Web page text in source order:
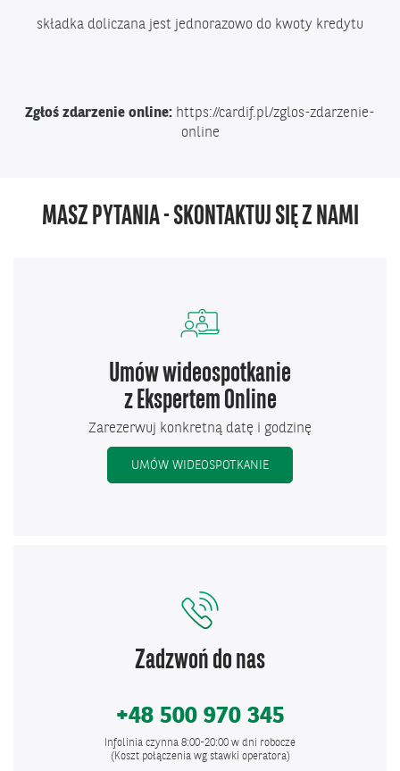
składka doliczana jest jednorazowo do kwoty kredytu
Zgłoś zdarzenie online: https://cardif.pl/zglos-zdarzenie-
online
MASZ PYTANIA - SKONTAKTUJ SIĘ Z NAMI
Umów wideospotkanie
z Ekspertem Online
Zarezerwuj konkretną datę i godzinę
UMÓW WIDEOSPOTKANIE
Zadzwoń do nas
+48 500 970 345
Infolinia czynna 8:00-20:00 w dni robocze
(Koszt połączenia wg stawki operatora)